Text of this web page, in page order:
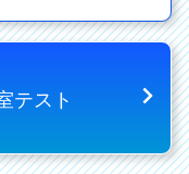
テスト